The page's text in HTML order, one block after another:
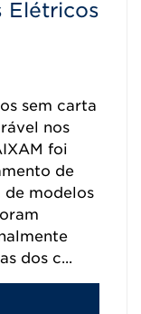
Elétricos
sem carta
nos
foi
de
de modelos
dos c...